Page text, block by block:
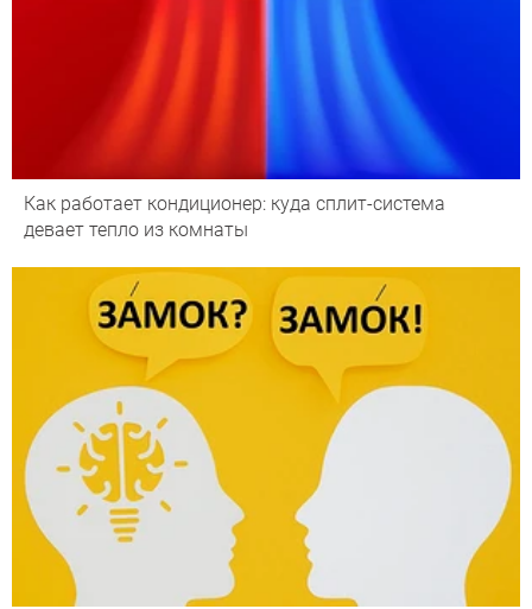
Как работает кондиционер: куда сплит-система
девает тепло из комнаты